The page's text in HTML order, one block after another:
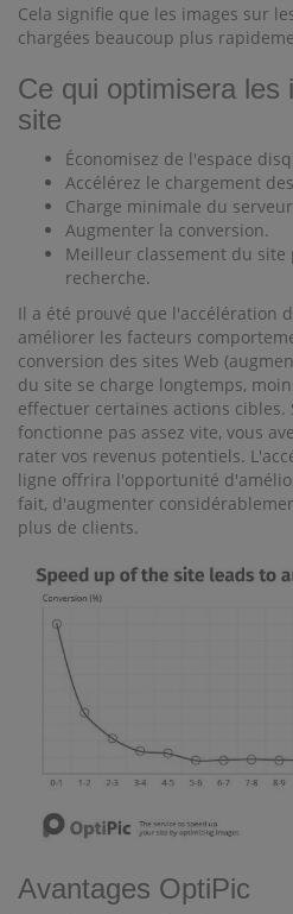
Cela signifie que les images sur
chargées beaucoup plus
Ce qui optimisera les
site
Économisez de l'espace
Accélérez le chargement
Charge minimale du
Augmenter la conversion.
Meilleur classement du
recherche.
Il a été prouvé que l'accélération
améliorer les facteurs
conversion des sites Web
du site se charge longtemps,
effectuer certaines actions
fonctionne pas assez vite, vous
rater vos revenus potentiels.
ligne offrira l'opportunité
fait, d'augmenter
plus de clients.
Avantages OptiPic